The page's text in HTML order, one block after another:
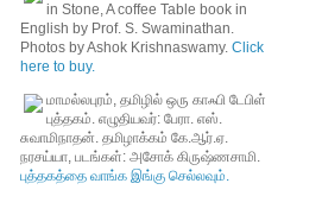
in Stone, A coffee Table book in
English by Prof. S. Swaminathan.
Photos by Ashok Krishnaswamy. Click
here to buy.
மாமல்லபுரம், தமிழில் ஒரு காஃபி டேபிள்
புத்தகம். எழுதியவர்: பேரா. எஸ்.
சுவாமிநாதன். தமிழாக்கம் கே.ஆர்.ஏ.
நரசய்யா, படங்கள்: அசோக் கிருஷ்ணசாமி.
புத்தகத்தை வாங்க இங்கு செல்லவும்.